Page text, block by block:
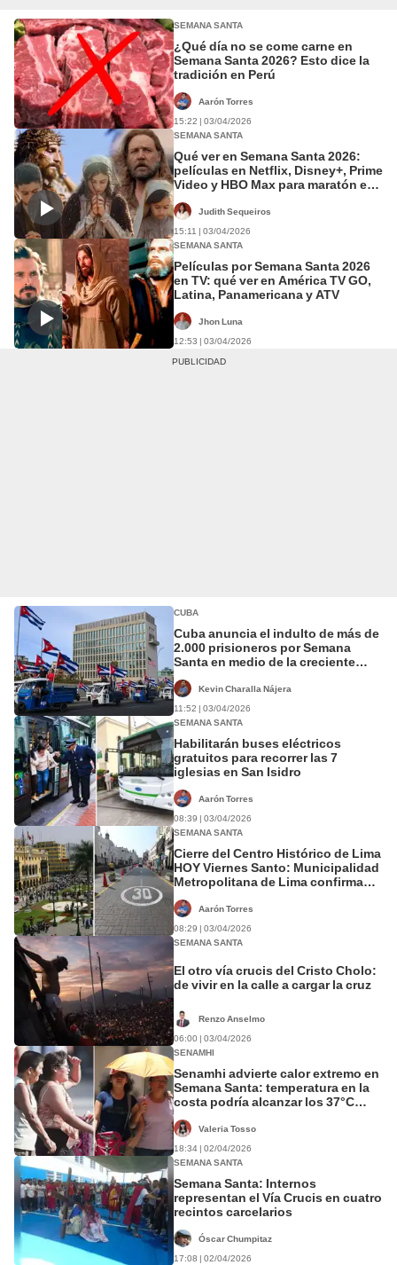
SEMANA SANTA
¿Qué día no se come carne en
Semana Santa 2026? Esto dice la
tradición en Perú
Aarón Torres
15:22 | 03/04/2026
SEMANA SANTA
Qué ver en Semana Santa 2026:
películas en Netflix, Disney+, Prime
Video y HBO Max para maratón en
Judith Sequeiros
15:11 | 03/04/2026
SEMANA SANTA
Películas por Semana Santa 2026
en TV: qué ver en América TV GO,
Latina, Panamericana y ATV
Jhon Luna
12:53 | 03/04/2026
CUBA
Cuba anuncia el indulto de más de
2.000 prisioneros por Semana
Santa en medio de la creciente
Kevin Charalla Nájera
11:52 | 03/04/2026
SEMANA SANTA
Habilitarán buses eléctricos
gratuitos para recorrer las 7
iglesias en San Isidro
Aarón Torres
08:39 | 03/04/2026
SEMANA SANTA
Cierre del Centro Histórico de Lima
HOY Viernes Santo: Municipalidad
Metropolitana de Lima confirma
Aarón Torres
08:29 | 03/04/2026
SEMANA SANTA
El otro vía crucis del Cristo Cholo:
de vivir en la calle a cargar la cruz
Renzo Anselmo
06:00 | 03/04/2026
SENAMHI
Senamhi advierte calor extremo en
Semana Santa: temperatura en la
costa podría alcanzar los 37°C
Valeria Tosso
18:34 | 02/04/2026
SEMANA SANTA
Semana Santa: Internos
representan el Vía Crucis en cuatro
recintos carcelarios
Óscar Chumpitaz
17:08 | 02/04/2026